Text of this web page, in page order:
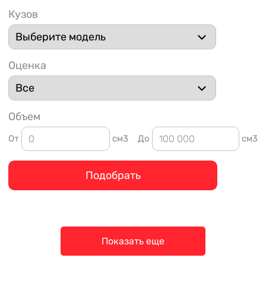
Кузов
Оценка
Объем
От см3 До см3
Подобрать
Показать еще